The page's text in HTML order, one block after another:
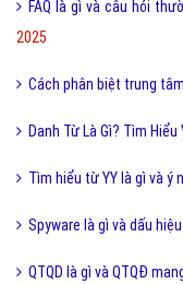
FAQ là gì và câu hỏi
2025
Cách phân biệt trung
Danh Từ Là Gì? Tìm Hiểu
Tìm hiểu từ YY là gì và ý
Spyware là gì và dấu
QTQD là gì và QTQĐ